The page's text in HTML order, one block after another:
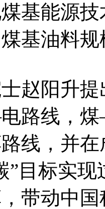
基能源
基油料
赵阳升
路线，
线，并在
”目标实
带动中